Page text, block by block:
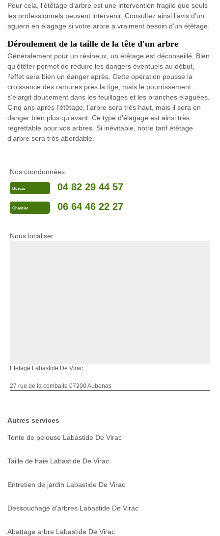
Pour cela, l’étêtage d’arbre est une intervention fragile que seuls
les professionnels peuvent intervenir. Consultez ainsi l’avis d’un
aguerri en élagage si votre arbre a vraiment besoin d’un étêtage.
Déroulement de la taille de la tête d'un arbre
Généralement pour un résineux, un étêtage est déconseillé. Bien
qu’étêter permet de réduire les dangers éventuels au début,
l’effet sera bien un danger après. Cette opération pousse la
croissance des ramures près la tige, mais le pourrissement
s’élargit doucement dans les feuillages et les branches élaguées.
Cinq ans après l’étêtage, l’arbre sera très haut, mais il sera en
danger bien plus qu’avant. Ce type d’élagage est ainsi très
regrettable pour vos arbres. Si inévitable, notre tarif étêtage
d'arbre sera très abordable.
Nos coordonnées
Bureau 04 82 29 44 57
Chantier 06 64 46 22 27
Nous localiser
Etetage Labastide De Virac
27 rue de la comballe 07200 Aubenas
Autres services
Tonte de pelouse Labastide De Virac
Taille de haie Labastide De Virac
Entretien de jardin Labastide De Virac
Dessouchage d'arbres Labastide De Virac
Abattage arbre Labastide De Virac